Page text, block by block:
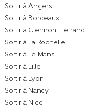
Sortir à Angers
Sortir à Bordeaux
Sortir à Clermont Ferrand
Sortir à La Rochelle
Sortir à Le Mans
Sortir à Lille
Sortir à Lyon
Sortir à Nancy
Sortir à Nice